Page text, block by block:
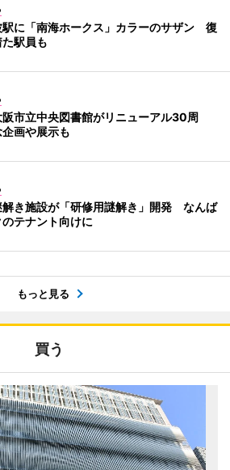
駅に「南海ホークス」カラーのサザン 復
駅員も
市立中央図書館がリニューアル30周
画や展示も
解き施設が「研修用謎解き」開発 なんば
テナント向けに
もっと見る
買う